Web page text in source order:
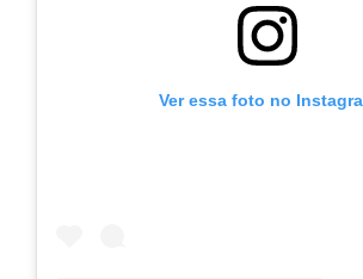
Ver essa foto no